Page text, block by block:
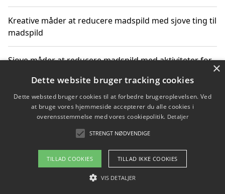
Kreative måder at reducere madspild med sjove ting til
madspild
Sjove måder at reducere madspild med aktiviteter for
Hvor finder jeg nemme måltidskasser i Vejle
Om / kontakt
Blog Betingelser
×
Dette website bruger tracking cookies
Dette websted bruger cookies til at forbedre brugeroplevelsen. Ved
at bruge vores hjemmeside accepterer du alle cookies i
overensstemmelse med vores cookiepolitik. Detaljer
STRENGT NØDVENDIGE
TILLAD COOKIES TILLAD IKKE COOKIES
VIS DETALJER